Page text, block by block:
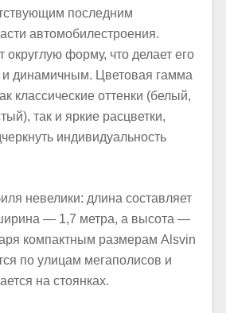
последним
автомобилестроения.
форму, что делает его
и динамичным. Цветовая гамма
классические оттенки (белый,
так и яркие расцветки,
индивидуальность
невелики: длина составляет
— 1,7 метра, а высота —
компактным размерам Alsvin
по улицам мегаполисов и
на стоянках.